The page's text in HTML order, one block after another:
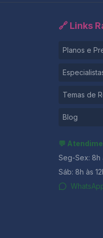
🔗 Links
Planos e
Temas de
Blog
💬
Seg-Sex: 8h
Sáb: 8h às